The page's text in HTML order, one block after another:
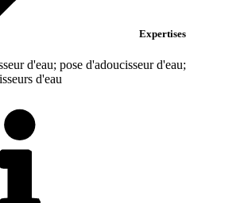
Expertises
d'eau; pose d'adoucisseur d'eau;
d'eau